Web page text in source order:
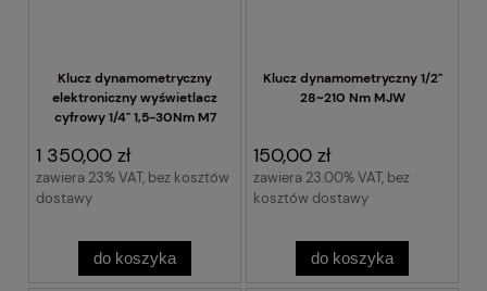
Klucz dynamometryczny
elektroniczny wyświetlacz
cyfrowy 1/4" 1,5-30Nm M7
1 350,00 zł
zawiera 23% VAT, bez kosztów
dostawy
do koszyka
Klucz dynamometryczny 1/2"
28~210 Nm MJW
150,00 zł
zawiera 23.00% VAT, bez
kosztów dostawy
do koszyka